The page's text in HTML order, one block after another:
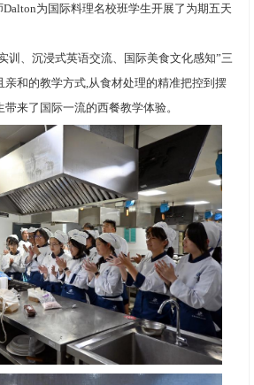
Dalton为国际料理名校班学生开展了为期五天
训、沉浸式英语交流、国际美食文化感知”三
亲和的教学方式,从食材处理的精准把控到摆
来了国际一流的西餐教学体验。